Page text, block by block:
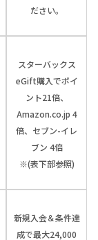
ださい。
スターバックス
eGift購入でポイ
ント21倍、
Amazon.co.jp 4
倍、セブン-イレ
ブン 4倍
※(表下部参照)
新規入会＆条件達
成で最大24,000